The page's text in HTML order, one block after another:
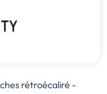
rétroécaliré -